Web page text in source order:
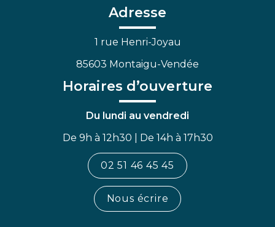
Facebook
Adresse
1 rue Henri-Joyau
85603 Montaigu-Vendée
Horaires d’ouverture
Du lundi au vendredi
De 9h à 12h30 | De 14h à 17h30
02 51 46 45 45
Nous écrire